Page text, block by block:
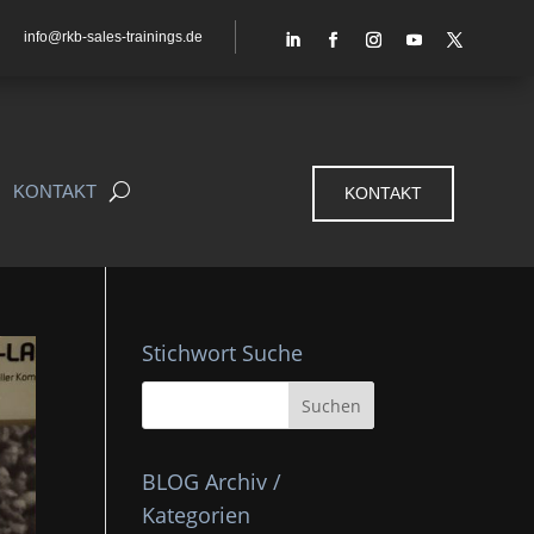
info@rkb-sales-trainings.de
KONTAKT KONTAKT
Stichwort Suche
BLOG Archiv /
Kategorien